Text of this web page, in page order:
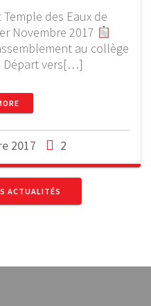
des Eaux de
Novembre 2017
au collège
Départ vers[…]
2017 2
ACTUALITÉS